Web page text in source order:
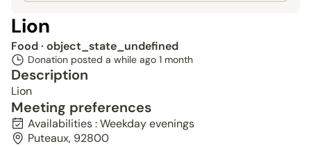
Lion
Food· object_state_undefined
Donation posted a while ago 1 month
Description
Lion
Meeting preferences
Availabilities : Weekday evenings
Puteaux, 92800